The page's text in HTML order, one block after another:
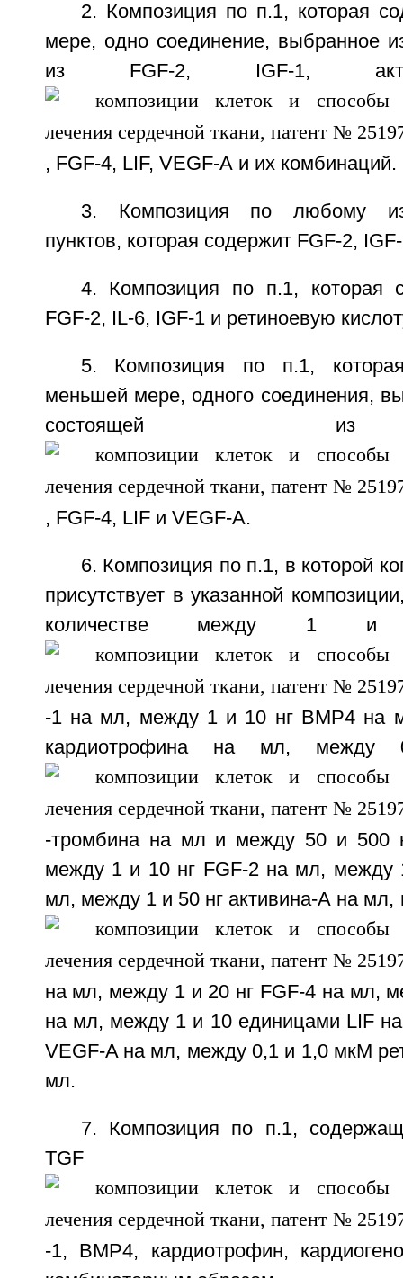
2. Композиция по п.1, которая
мере, одно соединение, выбранное
из FGF-2, IGF-1,
, FGF-4, LIF, VEGF-А и их комбинаций.
3. Композиция по любому
пунктов, которая содержит FGF-2,
4. Композиция по п.1, которая
FGF-2, IL-6, IGF-1 и ретиноевую
5. Композиция по п.1,
меньшей мере, одного соединения,
состоящей
, FGF-4, LIF и VEGF-A.
6. Композиция по п.1, в которой
присутствует в указанной
количестве между
-1 на мл, между 1 и 10 нг ВМР4 на
кардиотрофина на мл,
-тромбина на мл и между 50 и 500
между 1 и 10 нг FGF-2 на мл, между
мл, между 1 и 50 нг активина-А на мл,
на мл, между 1 и 20 нг FGF-4 на мл,
на мл, между 1 и 10 единицами LIF
VEGF-A на мл, между 0,1 и 1,0 мкМ
мл.
7. Композиция по п.1,
TGF
-1, ВМР4, кардиотрофин,